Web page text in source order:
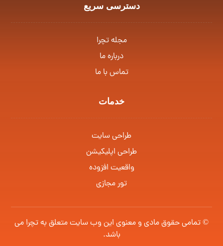
دسترسی سریع
مجله تچرا
درباره ما
تماس با ما
خدمات
طراحی سایت
طراحی اپلیکیشن
واقعیت افزوده
تور مجازی
© تمامی حقوق مادی و معنوی این وب سایت متعلق بهتچرا می
باشد.